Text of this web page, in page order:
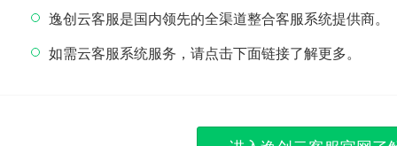
逸创云客服是国内领先的全渠道整合客服系统提供商。
如需云客服系统服务，请点击下面链接了解更多。